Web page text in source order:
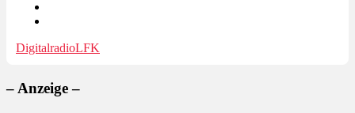
DigitalradioLFK
– Anzeige –